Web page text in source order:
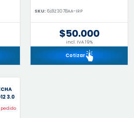
SKU: 6L8Z3078AA-IRP
$50.000
incl. IVA 19%
Cotizar
3.0
pedido